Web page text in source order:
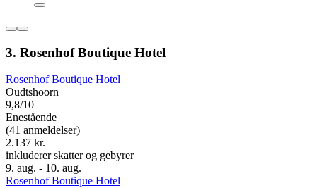
3. Rosenhof Boutique Hotel
Rosenhof Boutique Hotel
Oudtshoorn
9,8/10
Enestående
(41 anmeldelser)
2.137 kr.
inkluderer skatter og gebyrer
9. aug. - 10. aug.
Rosenhof Boutique Hotel